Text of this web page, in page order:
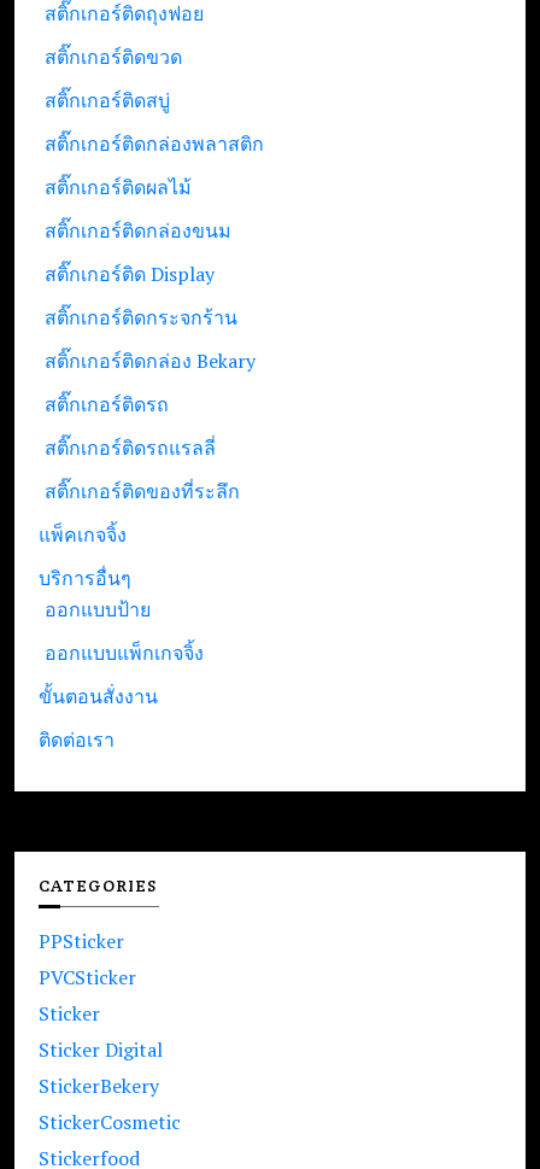
สติ๊กเกอร์ติดถุงฟอย
สติ๊กเกอร์ติดขวด
สติ๊กเกอร์ติดสบู่
สติ๊กเกอร์ติดกล่องพลาสติก
สติ๊กเกอร์ติดผลไม้
สติ๊กเกอร์ติดกล่องขนม
สติ๊กเกอร์ติด Display
สติ๊กเกอร์ติดกระจกร้าน
สติ๊กเกอร์ติดกล่อง Bekary
สติ๊กเกอร์ติดรถ
สติ๊กเกอร์ติดรถแรลลี่
สติ๊กเกอร์ติดของที่ระลึก
แพ็คเกจจิ้ง
บริการอื่นๆ
ออกแบบป้าย
ออกแบบแพ็กเกจจิ้ง
ขั้นตอนสั่งงาน
ติดต่อเรา
CATEGORIES
PPSticker
PVCSticker
Sticker
Sticker Digital
StickerBekery
StickerCosmetic
Stickerfood